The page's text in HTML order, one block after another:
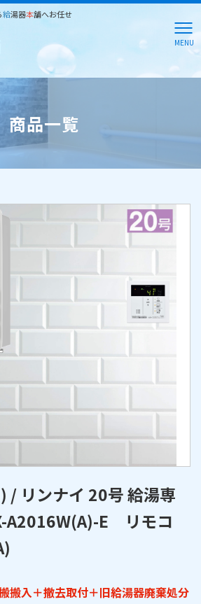
給湯器本舗へお任せ
MENU
商品一覧
/ リンナイ 20号 給湯専
A2016W(A)-E リモコ
搬入＋撤去取付＋旧給湯器廃棄処分